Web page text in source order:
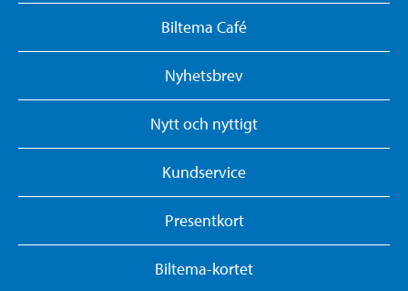
Biltema Café
Nyhetsbrev
Nytt och nyttigt
Kundservice
Presentkort
Biltema-kortet